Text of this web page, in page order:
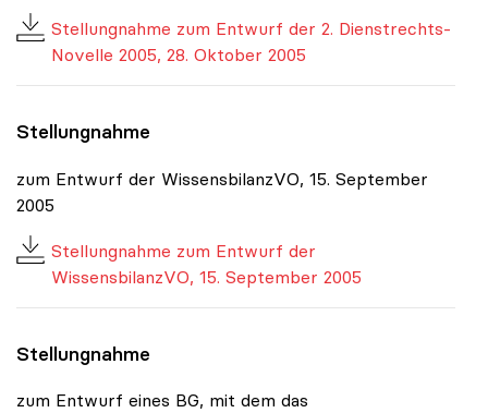
Stellungnahme zum Entwurf der 2. Dienstrechts-
Novelle 2005, 28. Oktober 2005
Stellungnahme
zum Entwurf der WissensbilanzVO, 15. September
2005
Stellungnahme zum Entwurf der
WissensbilanzVO, 15. September 2005
Stellungnahme
zum Entwurf eines BG, mit dem das